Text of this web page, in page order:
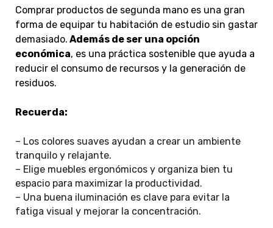
Comprar productos de segunda mano es una gran
forma de equipar tu habitación de estudio sin gastar
demasiado. Además de ser una opción
económica, es una práctica sostenible que ayuda a
reducir el consumo de recursos y la generación de
residuos.
Recuerda:
– Los colores suaves ayudan a crear un ambiente
tranquilo y relajante.
– Elige muebles ergonómicos y organiza bien tu
espacio para maximizar la productividad.
– Una buena iluminación es clave para evitar la
fatiga visual y mejorar la concentración.